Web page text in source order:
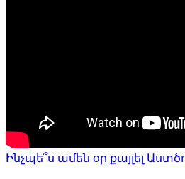
Ինչպե՞ս ամեն օր քայլել